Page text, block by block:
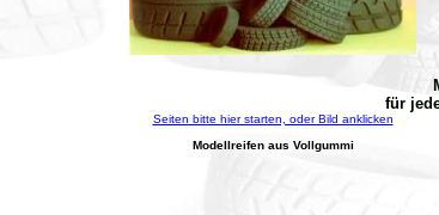
für
Seiten bitte hier starten, oder Bild anklicken
Modellreifen aus Vollgummi